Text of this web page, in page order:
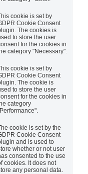
cookie is set by
Cookie Consent
The cookies is
to store the user
for the cookies in
category "Necessary".
cookie is set by
Cookie Consent
The cookie is
to store the user
for the cookies in
category
cookie is set by the
Cookie Consent
and is used to
whether or not user
consented to the use
cookies. It does not
any personal data.